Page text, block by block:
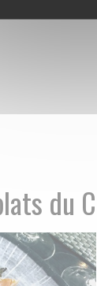
du